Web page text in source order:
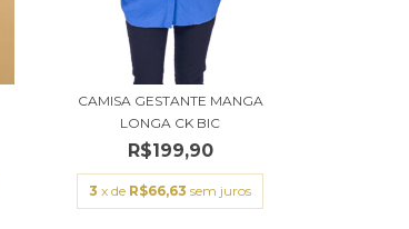
CAMISA GESTANTE MANGA
LONGA CK BIC
R$199,90
3 x de R$66,63 sem juros